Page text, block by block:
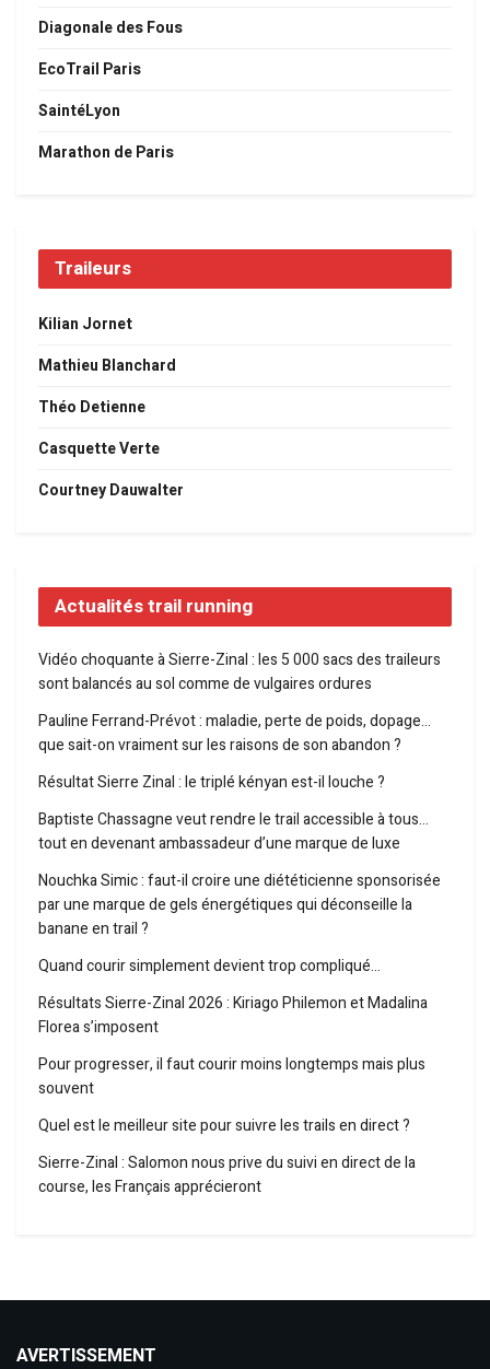
Diagonale des Fous
EcoTrail Paris
SaintéLyon
Marathon de Paris
Traileurs
Kilian Jornet
Mathieu Blanchard
Théo Detienne
Casquette Verte
Courtney Dauwalter
Actualités trail running
Vidéo choquante à Sierre-Zinal : les 5 000 sacs des traileurs
sont balancés au sol comme de vulgaires ordures
Pauline Ferrand-Prévot : maladie, perte de poids, dopage…
que sait-on vraiment sur les raisons de son abandon ?
Résultat Sierre Zinal : le triplé kényan est-il louche ?
Baptiste Chassagne veut rendre le trail accessible à tous…
tout en devenant ambassadeur d’une marque de luxe
Nouchka Simic : faut-il croire une diététicienne sponsorisée
par une marque de gels énergétiques qui déconseille la
banane en trail ?
Quand courir simplement devient trop compliqué…
Résultats Sierre-Zinal 2026 : Kiriago Philemon et Madalina
Florea s’imposent
Pour progresser, il faut courir moins longtemps mais plus
souvent
Quel est le meilleur site pour suivre les trails en direct ?
Sierre-Zinal : Salomon nous prive du suivi en direct de la
course, les Français apprécieront
AVERTISSEMENT